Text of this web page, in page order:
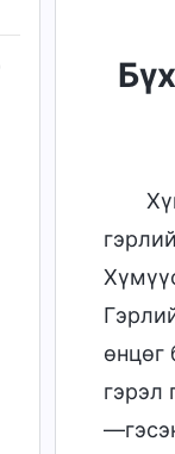
өнцөг
гэрэл